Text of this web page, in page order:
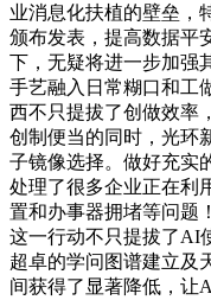
业消息化扶植的壁垒，
颁布发表，提高数据平
下，无疑将进一步加
手艺融入日常糊口和工
西不只提拔了创做效率
创制便当的同时，光环
子镜像选择。做好充实
处理了很多企业正在利
置和办事器拥堵等问题
这一行动不只提拔了AI
超卓的学问图谱建立及
间获得了显著降低，让